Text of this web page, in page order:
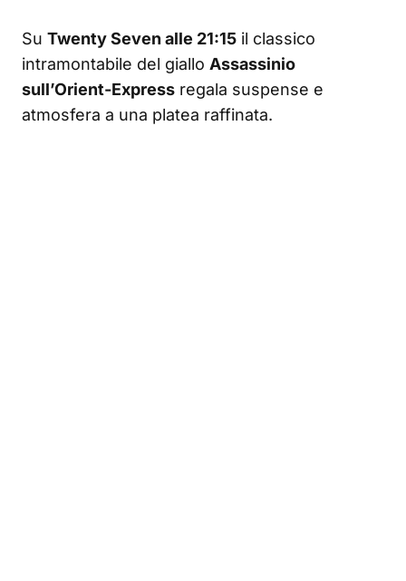
Su Twenty Seven alle 21:15 il classico
intramontabile del giallo Assassinio
sull’Orient-Express regala suspense e
atmosfera a una platea raffinata.